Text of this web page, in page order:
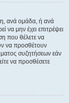
ανά ομάδα, ή ανά
να μην έχει επιτρέψει
που θέλετε να
να προσθέτουν
συζητήσεων εάν
να προσθέσετε